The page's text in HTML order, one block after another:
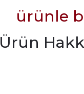
ürünle
Ürün